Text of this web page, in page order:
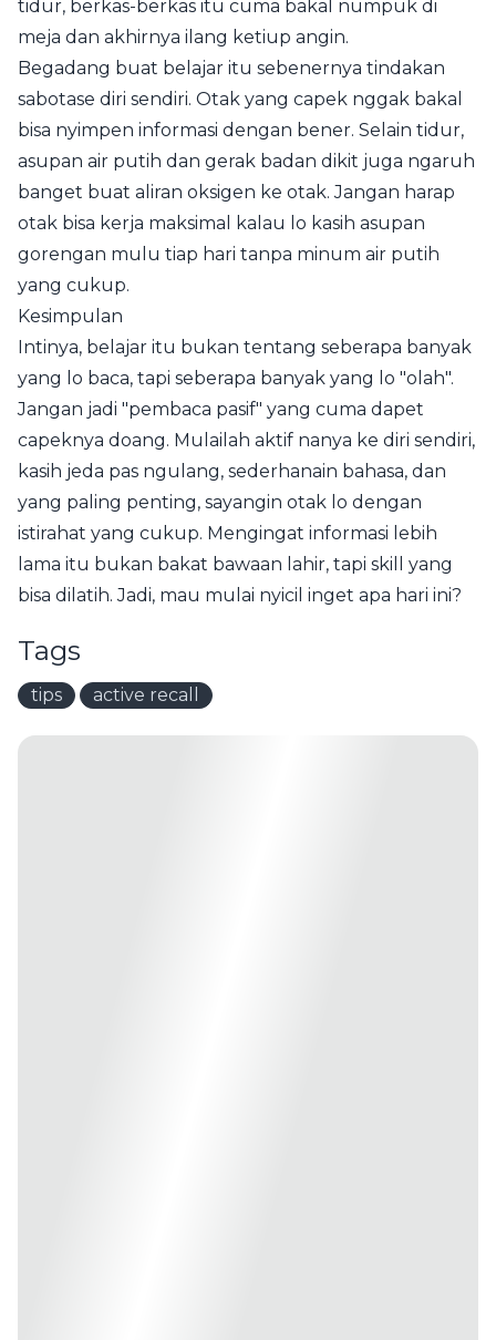
tidur, berkas-berkas itu cuma bakal numpuk di
meja dan akhirnya ilang ketiup angin.
Begadang buat belajar itu sebenernya tindakan
sabotase diri sendiri. Otak yang capek nggak bakal
bisa nyimpen informasi dengan bener. Selain tidur,
asupan air putih dan gerak badan dikit juga ngaruh
banget buat aliran oksigen ke otak. Jangan harap
otak bisa kerja maksimal kalau lo kasih asupan
gorengan mulu tiap hari tanpa minum air putih
yang cukup.
Kesimpulan
Intinya, belajar itu bukan tentang seberapa banyak
yang lo baca, tapi seberapa banyak yang lo "olah".
Jangan jadi "pembaca pasif" yang cuma dapet
capeknya doang. Mulailah aktif nanya ke diri sendiri,
kasih jeda pas ngulang, sederhanain bahasa, dan
yang paling penting, sayangin otak lo dengan
istirahat yang cukup. Mengingat informasi lebih
lama itu bukan bakat bawaan lahir, tapi skill yang
bisa dilatih. Jadi, mau mulai nyicil inget apa hari ini?
Tags
tips active recall